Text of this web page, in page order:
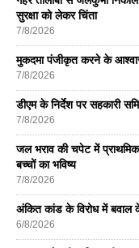
सुरक्षा को लेकर चिंता
7/8/2026
मुकदमा पंजीकृत करने के
7/8/2026
डीएम के निर्देश पर सहकारी
7/8/2026
जल भराव की चपेट में प्राथमिक
बच्चों का भविष्य
7/8/2026
अंकित कांड के विरोध में बवाल
6/8/2026